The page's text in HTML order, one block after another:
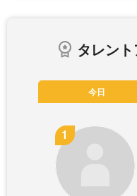
タレン
今日